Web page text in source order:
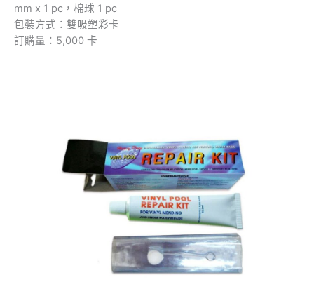
mm x 1 pc，棉球 1 pc
包裝方式：雙吸塑彩卡
訂購量：5,000 卡